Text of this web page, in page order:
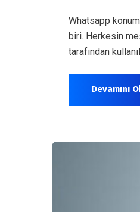
Whatsapp
biri. Herkesin
tarafından
Devamını